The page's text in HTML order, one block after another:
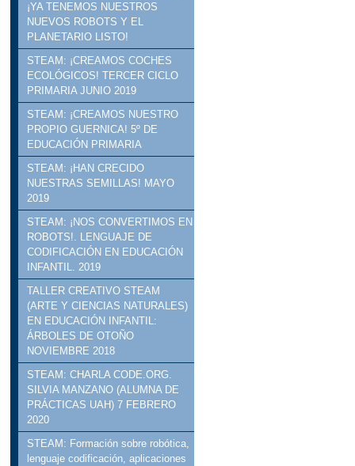
¡YA TENEMOS NUESTROS
NUEVOS ROBOTS Y EL
PLANETARIO LISTO!
STEAM: ¡CREAMOS COCHES
ECOLÓGICOS! TERCER CICLO
PRIMARIA JUNIO 2019
STEAM: ¡CREAMOS NUESTRO
PROPIO GUERNICA! 5º DE
EDUCACIÓN PRIMARIA
STEAM: ¡HAN CRECIDO
NUESTRAS SEMILLAS! MAYO
2019
STEAM: ¡NOS CONVERTIMOS EN
ROBOTS!. LENGUAJE DE
CODIFICACIÓN EN EDUCACIÓN
INFANTIL. 2019
TALLER CREATIVO STEAM
(ARTE Y CIENCIAS NATURALES)
EN EDUCACIÓN INFANTIL:
ÁRBOLES DE OTOÑO
NOVIEMBRE 2018
STEAM: CHARLA CODE.ORG.
SILVIA MANZANO (ALUMNA DE
PRÁCTICAS UAH) 7 FEBRERO
2020
STEAM: Formación sobre robótica,
lenguaje codificación, aplicaciones